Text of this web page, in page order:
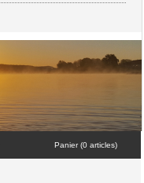
Panier (0 articles)